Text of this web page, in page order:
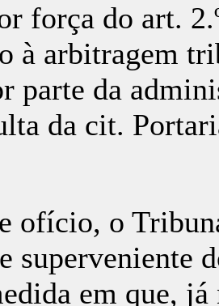
força do art.
à arbitragem
parte da
da cit.
o Tribunal
superveniente
em que, já